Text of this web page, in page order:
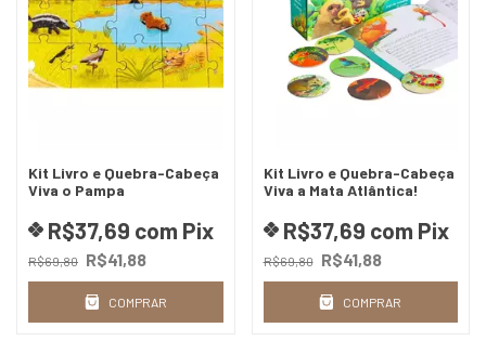
Kit Livro e Quebra-Cabeça
Viva o Pampa
R$69,80 R$41,88
R$37,69 com Pix
COMPRAR
Kit Livro e Quebra-Cabeça
Viva a Mata Atlântica!
R$69,80 R$41,88
R$37,69 com Pix
COMPRAR